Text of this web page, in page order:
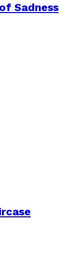
Sadness